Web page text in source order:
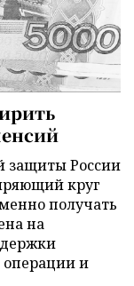
защиты России
круг
получать
на
операции и